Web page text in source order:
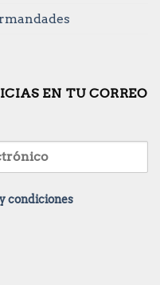
EN TU CORREO
condiciones